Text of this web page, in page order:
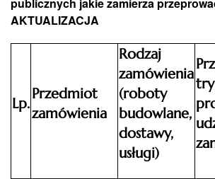
AKTUALIZACJA
Lp.
Przedmiot
zamówienia
Rodzaj
zamówienia
(roboty
budowlane,
dostawy,
usługi)